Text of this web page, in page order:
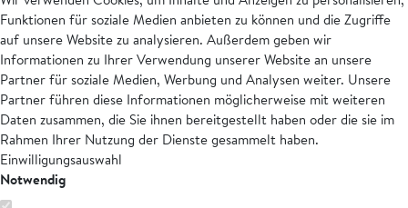
Funktionen für soziale Medien anbieten zu können und die Zugriffe
auf unsere Website zu analysieren. Außerdem geben wir
Informationen zu Ihrer Verwendung unserer Website an unsere
Partner für soziale Medien, Werbung und Analysen weiter. Unsere
Partner führen diese Informationen möglicherweise mit weiteren
Daten zusammen, die Sie ihnen bereitgestellt haben oder die sie im
Rahmen Ihrer Nutzung der Dienste gesammelt haben.
Einwilligungsauswahl
Notwendig